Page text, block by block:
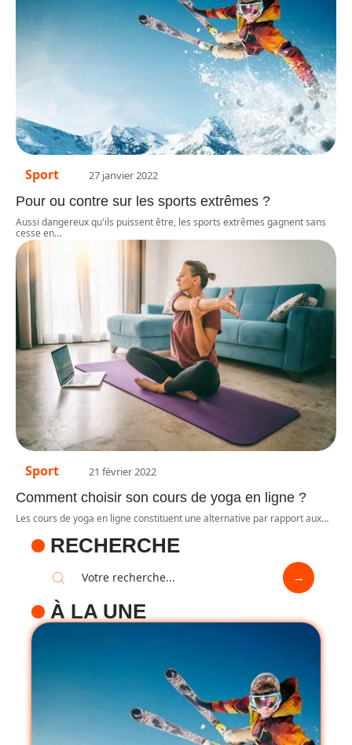
Sport 27 janvier 2022
Pour ou contre sur les sports extrêmes ?
Aussi dangereux qu'ils puissent être, les sports extrêmes gagnent sans
cesse en…
Sport 21 février 2022
Comment choisir son cours de yoga en ligne ?
Les cours de yoga en ligne constituent une alternative par rapport aux…
RECHERCHE
À LA UNE